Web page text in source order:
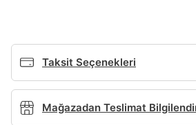
Taksit Seçenekleri
Mağazadan Teslimat
Telefon Numarası*